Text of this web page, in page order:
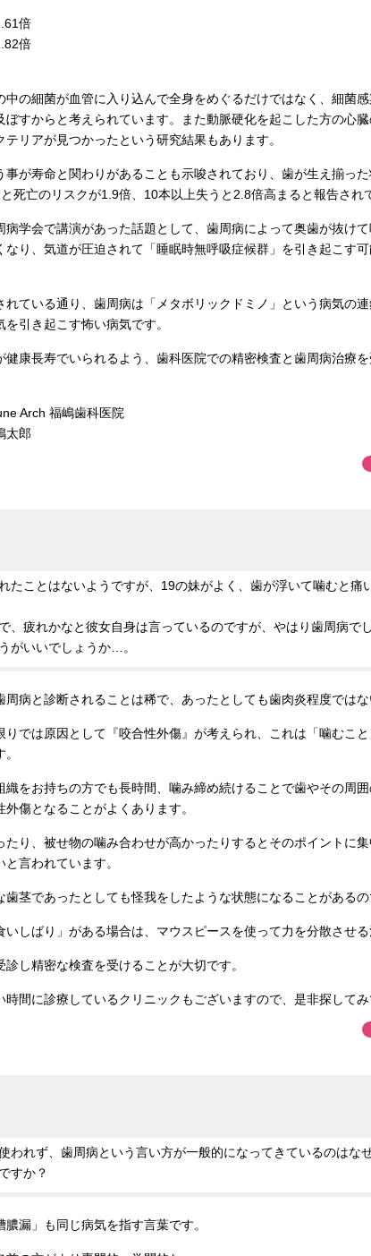
倍
倍
中の細菌が血管に入り込んで全身をめぐるだけではなく、細菌
ぼすからと考えられています。また動脈硬化を起こした方の心
リアが見つかったという研究結果もあります。
事が寿命と関わりがあることも示唆されており、歯が生え揃っ
死亡のリスクが1.9倍、10本以上失うと2.8倍高まると報告され
病学会で講演があった話題として、歯周病によって奥歯が抜け
なり、気道が圧迫されて「睡眠時無呼吸症候群」を引き起こす
れている通り、歯周病は「メタボリックドミノ」という病気の
引き起こす怖い病気です。
健康長寿でいられるよう、歯科医院での精密検査と歯周病治療
Arch 福嶋歯科医院
太郎
たことはないようですが、19の妹がよく、歯が浮いて噛むと痛
、疲れかなと彼女自身は言っているのですが、やはり歯周病で
がいいでしょうか…。
周病と診断されることは稀で、あったとしても歯肉炎程度ではな
りでは原因として『咬合性外傷』が考えられ、これは「噛むこ
織をお持ちの方でも長時間、噛み締め続けることで歯やその周
傷となることがよくあります。
たり、被せ物の噛み合わせが高かったりするとそのポイントに
言われています。
歯茎であったとしても怪我をしたような状態になることがあるの
いしばり」がある場合は、マウスピースを使って力を分散させる
診し精密な検査を受けることが大切です。
時間に診療しているクリニックもございますので、是非探してみ
われず、歯周病という言い方が一般的になってきているのはな
すか？
膿漏」も同じ病気を指す言葉です。